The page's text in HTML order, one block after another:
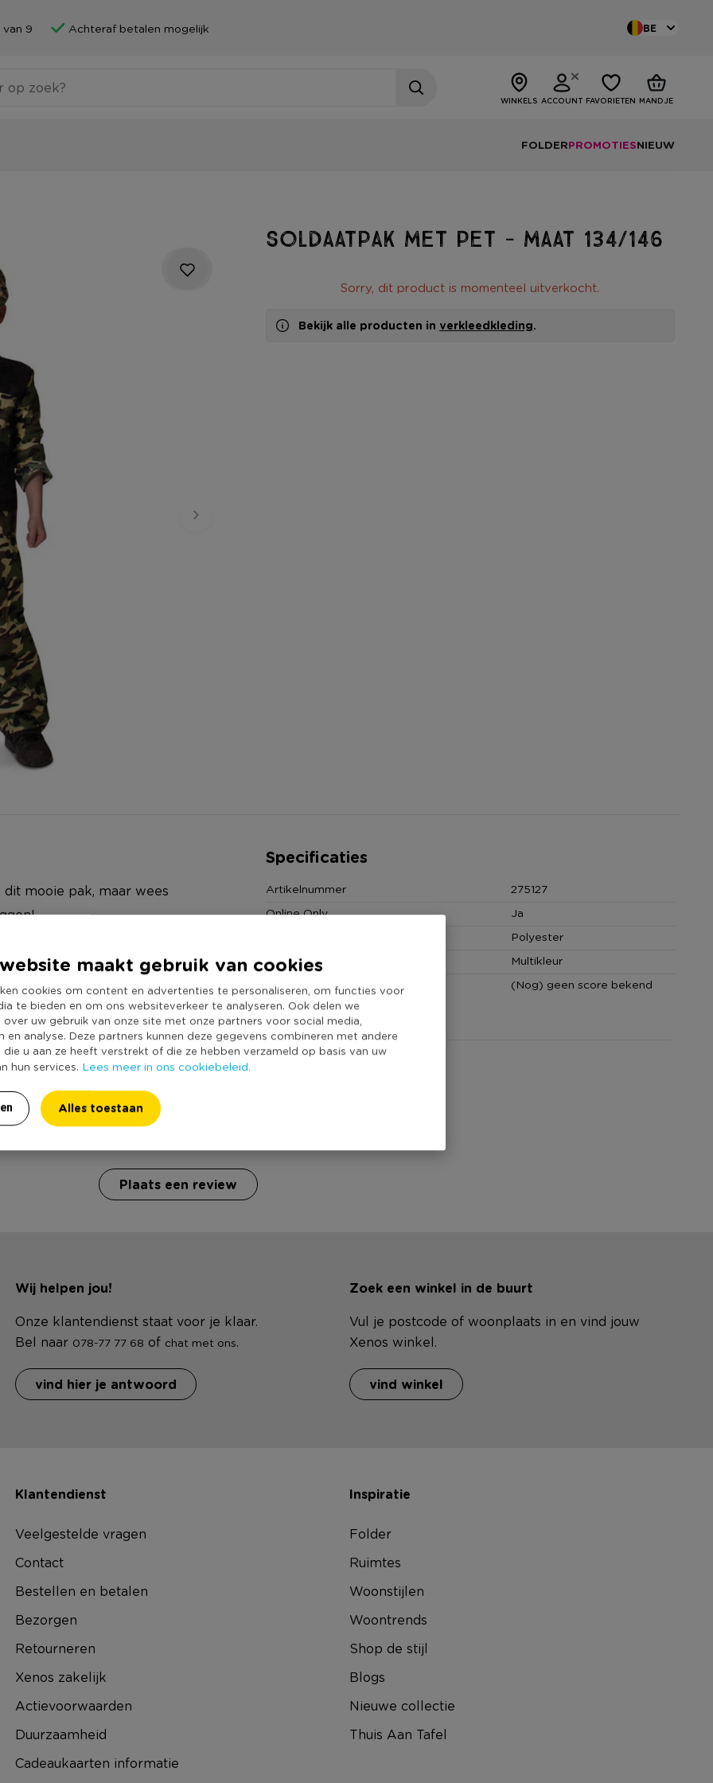
maakt gebruik van cookies
cookies om content en advertenties te personaliseren, om functies voor
te bieden en om ons websiteverkeer te analyseren. Ook delen we
uw gebruik van onze site met onze partners voor social media,
en analyse. Deze partners kunnen deze gegevens combineren met andere
u aan ze heeft verstrekt of die ze hebben verzameld op basis van uw
hun services. Lees meer in ons cookiebeleid.
Alles toestaan
9 Achteraf betalen mogelijk BE
WINKELS ACCOUNT FAVORIETEN MANDJE
FOLDERPROMOTIESNIEUW
Soldaatpak met pet - maat 134/146
Sorry, dit product is momenteel uitverkocht.
Bekijk alle producten in verkleedkleding.
mooie pak, maar wees
Specificaties
Artikelnummer
275127
Online Only
Ja
Polyester
Kleur
Multikleur
Duurzaamheidsscore
(Nog) geen score bekend
Plaats een review
Wij helpen jou!
Onze klantendienst staat voor je klaar.
Bel naar 078-77 77 68 of chat met ons.
vind hier je antwoord
Zoek een winkel in de buurt
Vul je postcode of woonplaats in en vind jouw
Xenos winkel.
vind winkel
Klantendienst
Veelgestelde vragen
Contact
Bestellen en betalen
Bezorgen
Retourneren
Xenos zakelijk
Actievoorwaarden
Duurzaamheid
Cadeaukaarten informatie
Inspiratie
Folder
Ruimtes
Woonstijlen
Woontrends
Shop de stijl
Blogs
Nieuwe collectie
Thuis Aan Tafel